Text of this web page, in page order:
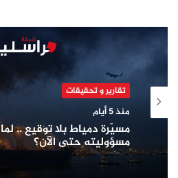
تقارير و تحقيقات
منذ 5 أيام
مسيّرة دمياط بلا توقيع ..
مسؤوليته حتى الآن؟